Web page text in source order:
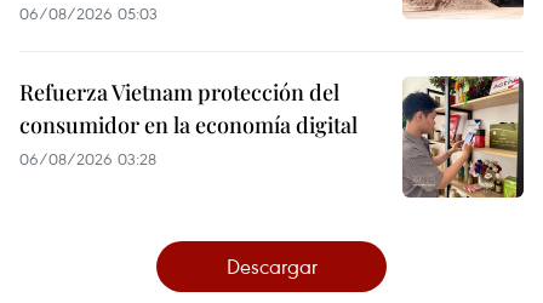
06/08/2026 05:03
Refuerza Vietnam protección del
consumidor en la economía digital
06/08/2026 03:28
Descargar